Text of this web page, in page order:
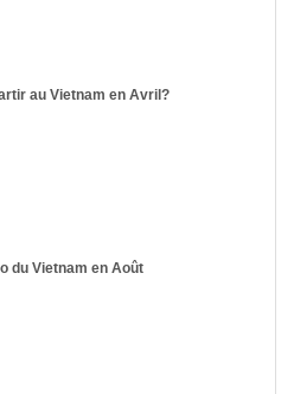
au Vietnam en Avril?
du Vietnam en Août